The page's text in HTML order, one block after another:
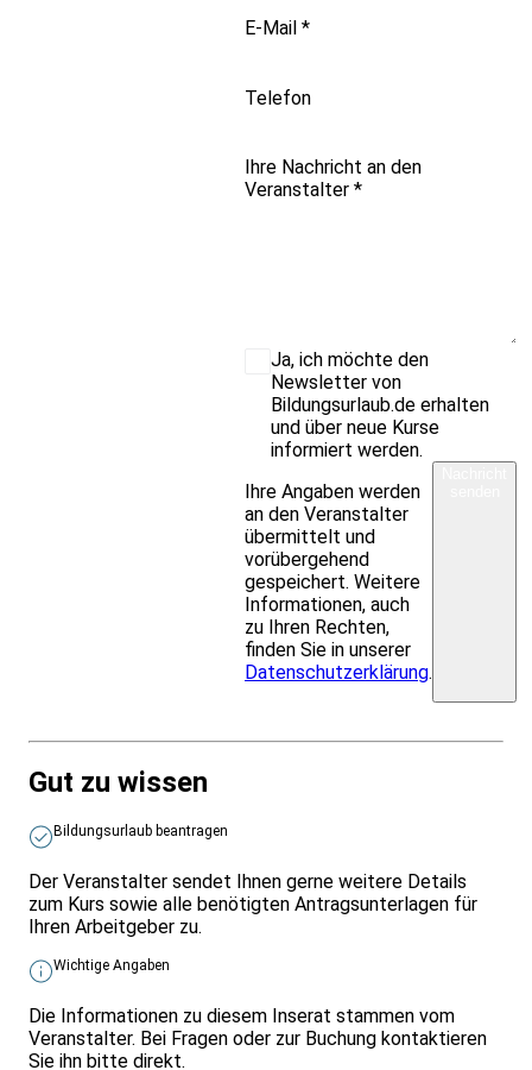
E-Mail *
Telefon
Ihre Nachricht an den
Veranstalter *
Ja, ich möchte den
Newsletter von
Bildungsurlaub.de erhalten
und über neue Kurse
informiert werden.
Ihre Angaben werden
an den Veranstalter
übermittelt und
vorübergehend
gespeichert. Weitere
Informationen, auch
zu Ihren Rechten,
finden Sie in unserer
Datenschutzerklärung.
Gut zu wissen
Bildungsurlaub beantragen
Der Veranstalter sendet Ihnen gerne weitere Details
zum Kurs sowie alle benötigten Antragsunterlagen für
Ihren Arbeitgeber zu.
Wichtige Angaben
Die Informationen zu diesem Inserat stammen vom
Veranstalter. Bei Fragen oder zur Buchung kontaktieren
Sie ihn bitte direkt.